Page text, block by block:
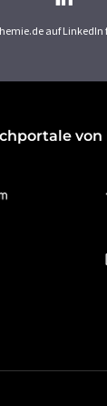
auf LinkedIn
von